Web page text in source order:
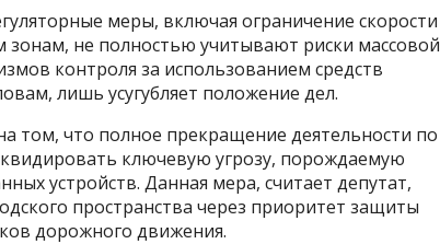
меры, включая ограничение скорости
не полностью учитывают риски массовой
контроля за использованием средств
лишь усугубляет положение дел.
том, что полное прекращение деятельности по
ключевую угрозу, порождаемую
устройств. Данная мера, считает депутат,
пространства через приоритет защиты
дорожного движения.